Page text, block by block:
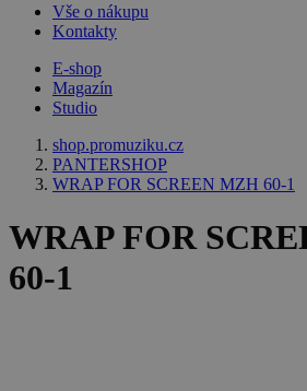
Vše o nákupu
Kontakty
E-shop
Magazín
Studio
shop.promuziku.cz
PANTERSHOP
WRAP FOR SCREEN MZH 60-1
WRAP FOR
60-1